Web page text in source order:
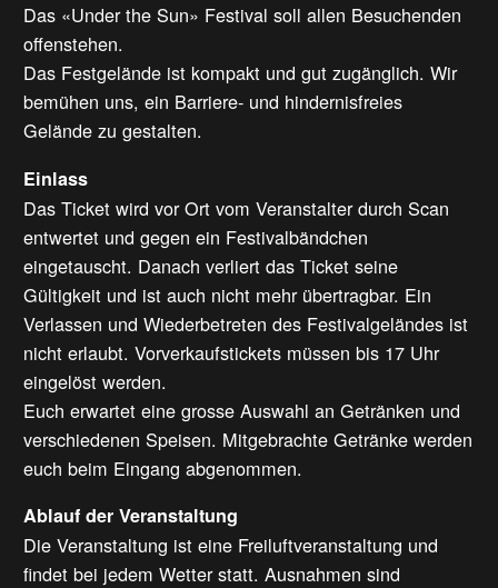
Das «Under the Sun» Festival soll allen Besuchenden
offenstehen.
Das Festgelände ist kompakt und gut zugänglich. Wir
bemühen uns, ein Barriere- und hindernisfreies
Gelände zu gestalten.
Einlass
Das Ticket wird vor Ort vom Veranstalter durch Scan
entwertet und gegen ein Festivalbändchen
eingetauscht. Danach verliert das Ticket seine
Gültigkeit und ist auch nicht mehr übertragbar. Ein
Verlassen und Wiederbetreten des Festivalgeländes ist
nicht erlaubt. Vorverkaufstickets müssen bis 17 Uhr
eingelöst werden.
Euch erwartet eine grosse Auswahl an Getränken und
verschiedenen Speisen. Mitgebrachte Getränke werden
euch beim Eingang abgenommen.
Ablauf der Veranstaltung
Die Veranstaltung ist eine Freiluftveranstaltung und
findet bei jedem Wetter statt. Ausnahmen sind